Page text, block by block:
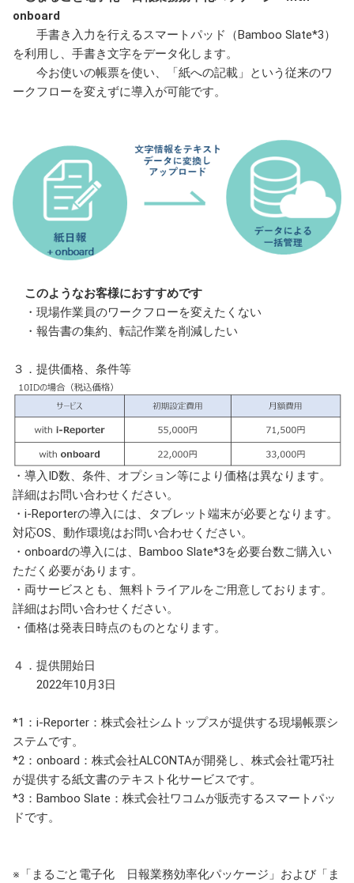
onboard
手書き入力を行えるスマートパッド（Bamboo Slate*3）
を利用し、手書き文字をデータ化します。
今お使いの帳票を使い、「紙への記載」という従来のワ
ークフローを変えずに導入が可能です。
このようなお客様におすすめです
・現場作業員のワークフローを変えたくない
・報告書の集約、転記作業を削減したい
３．提供価格、条件等
・導入ID数、条件、オプション等により価格は異なります。
詳細はお問い合わせください。
・i-Reporterの導入には、タブレット端末が必要となります。
対応OS、動作環境はお問い合わせください。
・onboardの導入には、Bamboo Slate*3を必要台数ご購入い
ただく必要があります。
・両サービスとも、無料トライアルをご用意しております。
詳細はお問い合わせください。
・価格は発表日時点のものとなります。
４．提供開始日
2022年10月3日
*1：i-Reporter：株式会社シムトップスが提供する現場帳票シ
ステムです。
*2：onboard：株式会社ALCONTAが開発し、株式会社電巧社
が提供する紙文書のテキスト化サービスです。
*3：Bamboo Slate：株式会社ワコムが販売するスマートパッ
ドです。
※「まるごと電子化 日報業務効率化パッケージ」および「ま